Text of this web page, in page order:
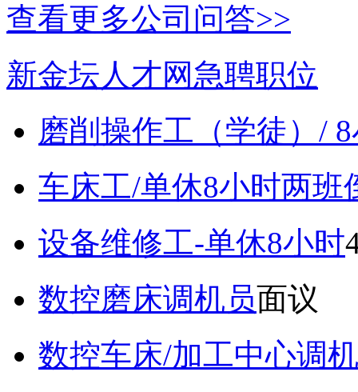
查看更多公司问答>>
新金坛人才网急聘职位
磨削操作工（学徒）/
车床工/单休8小时两班
设备维修工-单休8小时
数控磨床调机员面议
数控车床/加工中心调